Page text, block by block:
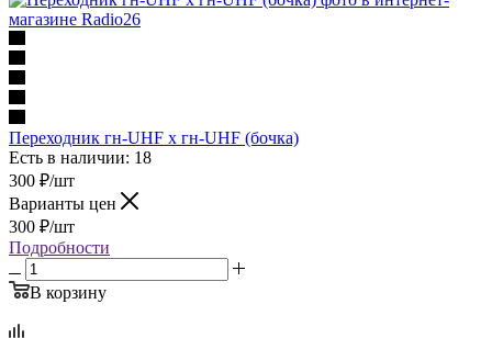
Переходник гн-UHF х гн-UHF (бочка)
Есть в наличии: 18
300 ₽/шт
Варианты цен
300 ₽/шт
Подробности
В корзину